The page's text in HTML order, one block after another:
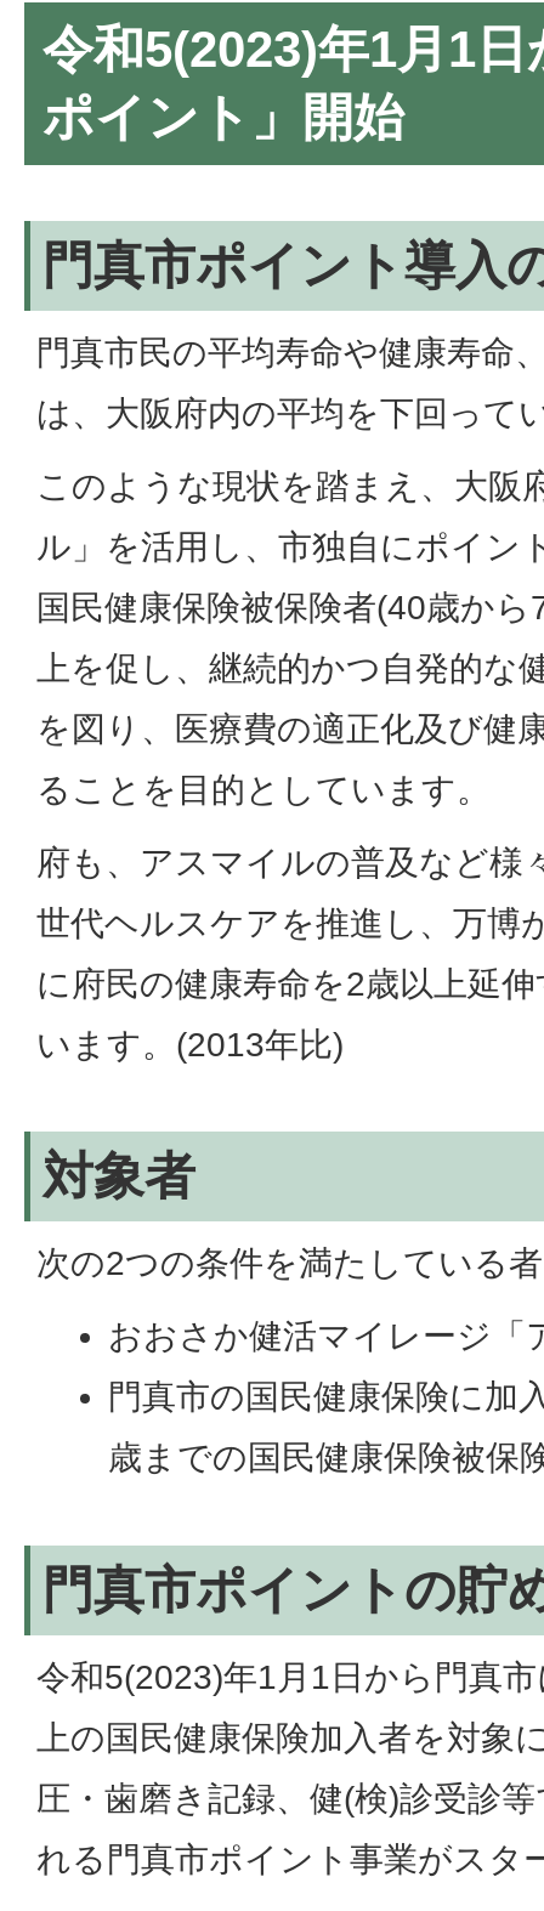
令和5(2023)年1月1
ポイント」開始
門真市ポイント導入
門真市民の平均寿命や健康寿命
は、大阪府内の平均を下回って
このような現状を踏まえ、大阪
ル」を活用し、市独自にポイン
国民健康保険被保険者(40歳か
上を促し、継続的かつ自発的な
を図り、医療費の適正化及び健
ることを目的としています。
府も、アスマイルの普及など様
世代ヘルスケアを推進し、万博
に府民の健康寿命を2歳以上延
います。(2013年比)
対象者
次の2つの条件を満たしている者
おおさか健活マイレージ「
門真市の国民健康保険に加
歳までの国民健康保険被保
門真市ポイントの貯
令和5(2023)年1月1日から門真
上の国民健康保険加入者を対象
圧・歯磨き記録、健(検)診受診
れる門真市ポイント事業がスタ